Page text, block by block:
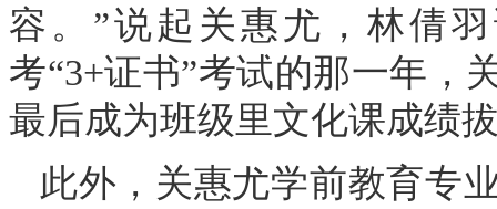
容。”说起关惠尤，林倩
考“3+证书”考试的那一年，
最后成为班级里文化课成绩
此外，关惠尤学前教育专